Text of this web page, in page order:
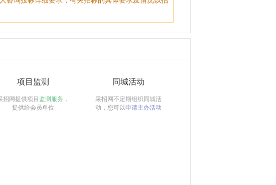
项目监测
招网提供项目 监测服务，
提供给会员单位
同城活动
采招网不定期组织同城活
动，您可以申请主办活动